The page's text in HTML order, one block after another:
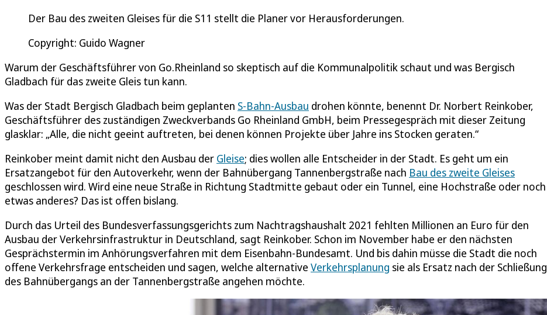
Der Bau des zweiten Gleises für die S11 stellt die Planer vor Herausforderungen.
Copyright: Guido Wagner
Warum der Geschäftsführer von Go.Rheinland so skeptisch auf die Kommunalpolitik schaut und was Bergisch
Gladbach für das zweite Gleis tun kann.
Was der Stadt Bergisch Gladbach beim geplanten S-Bahn-Ausbau drohen könnte, benennt Dr. Norbert Reinkober,
Geschäftsführer des zuständigen Zweckverbands Go Rheinland GmbH, beim Pressegespräch mit dieser Zeitung
glasklar: „Alle, die nicht geeint auftreten, bei denen können Projekte über Jahre ins Stocken geraten.“
Reinkober meint damit nicht den Ausbau der Gleise; dies wollen alle Entscheider in der Stadt. Es geht um ein
Ersatzangebot für den Autoverkehr, wenn der Bahnübergang Tannenbergstraße nach Bau des zweite Gleises
geschlossen wird. Wird eine neue Straße in Richtung Stadtmitte gebaut oder ein Tunnel, eine Hochstraße oder noch
etwas anderes? Das ist offen bislang.
Durch das Urteil des Bundesverfassungsgerichts zum Nachtragshaushalt 2021 fehlten Millionen an Euro für den
Ausbau der Verkehrsinfrastruktur in Deutschland, sagt Reinkober. Schon im November habe er den nächsten
Gesprächstermin im Anhörungsverfahren mit dem Eisenbahn-Bundesamt. Und bis dahin müsse die Stadt die noch
offene Verkehrsfrage entscheiden und sagen, welche alternative Verkehrsplanung sie als Ersatz nach der Schließung
des Bahnübergangs an der Tannenbergstraße angehen möchte.